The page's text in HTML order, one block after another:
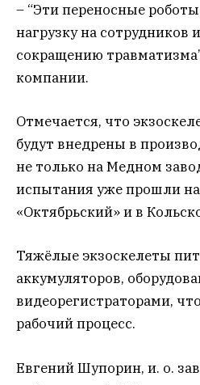
– “Эти переносные
нагрузку на сотрудников
сокращению
компании.
Отмечается, что
будут внедрены в
не только на Медном
испытания уже прошли
«Октябрьский» и в
Тяжёлые экзоскелеты
аккумуляторов,
видеорегистраторами,
рабочий процесс.
Евгений Шупорин, и. о.